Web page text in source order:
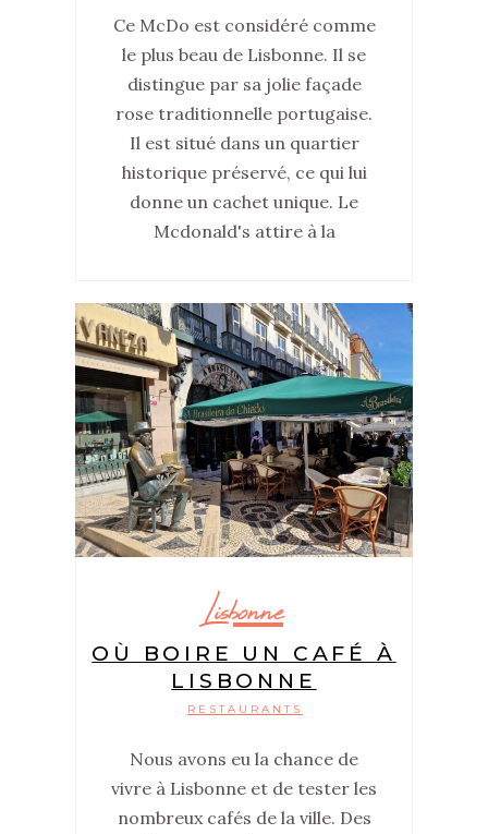
Ce McDo est considéré comme
le plus beau de Lisbonne. Il se
distingue par sa jolie façade
rose traditionnelle portugaise.
Il est situé dans un quartier
historique préservé, ce qui lui
donne un cachet unique. Le
Mcdonald's attire à la
Lisbonne
OÙ BOIRE UN CAFÉ À
LISBONNE
RESTAURANTS
Nous avons eu la chance de
vivre à Lisbonne et de tester les
nombreux cafés de la ville. Des